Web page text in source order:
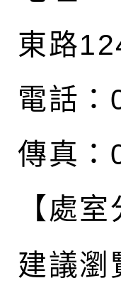
東路
電話
傳真
【處室
建議瀏